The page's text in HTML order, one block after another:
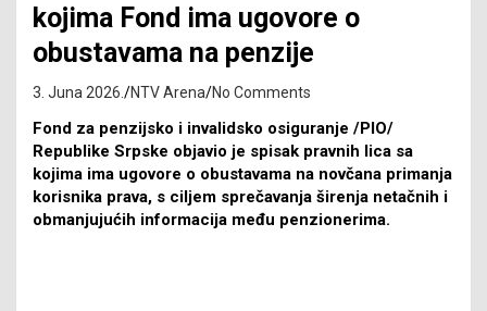
kojima Fond ima ugovore o
obustavama na penzije
3. Juna 2026. NTV Arena No Comments
Fond za penzijsko i invalidsko osiguranje /PIO/
Republike Srpske objavio je spisak pravnih lica sa
kojima ima ugovore o obustavama na novčana primanja
korisnika prava, s ciljem sprečavanja širenja netačnih i
obmanjujućih informacija među penzionerima.